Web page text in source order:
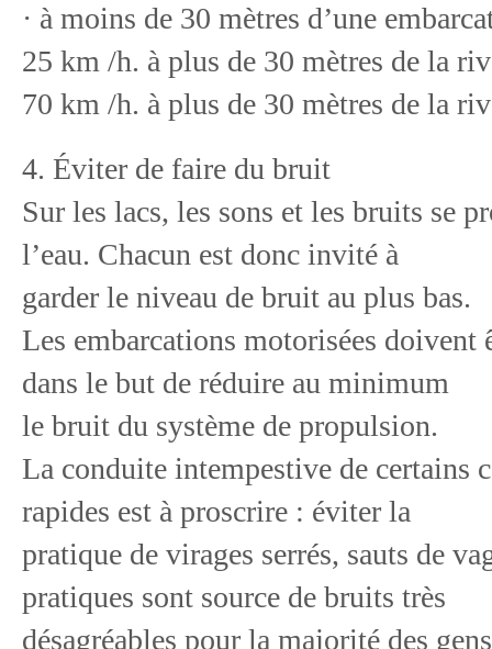
· à moins de 30 mètres d’une
25 km /h. à plus de 30 mètres de la
70 km /h. à plus de 30 mètres de la
4. Éviter de faire du bruit
Sur les lacs, les sons et les bruits se
l’eau. Chacun est donc invité à
garder le niveau de bruit au plus bas.
Les embarcations motorisées doivent
dans le but de réduire au minimum
le bruit du système de propulsion.
La conduite intempestive de certains
rapides est à proscrire : éviter la
pratique de virages serrés, sauts de
pratiques sont source de bruits très
désagréables pour la majorité des